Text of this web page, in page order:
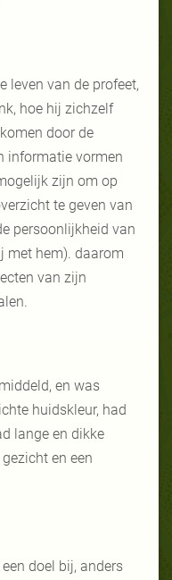
leven van de profeet,
hoe hij zichzelf
door de
informatie vormen
zijn om op
te geven van
persoonlijkheid van
met hem). daarom
van zijn
en was
huidskleur, had
lange en dikke
en een
doel bij, anders